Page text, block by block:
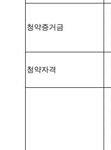
청약증거금
청약자격